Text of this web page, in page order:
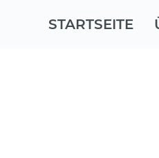
STARTSEITE